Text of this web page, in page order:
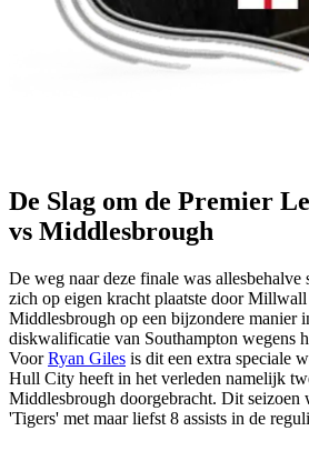
De Slag om de Premier
vs Middlesbrough
De weg naar deze finale was
zich op eigen kracht plaatste door
Middlesbrough op een bijzondere manier
diskwalificatie van Southampton wegens
VoorRyan Giles is dit een extra speciale
Hull City heeft in het verleden namelijk
Middlesbrough doorgebracht. Dit seizoen
'Tigers' met maar liefst 8 assists in de